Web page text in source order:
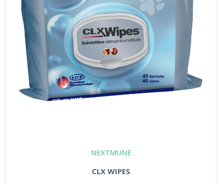
NEXTMUNE
CLX WIPES